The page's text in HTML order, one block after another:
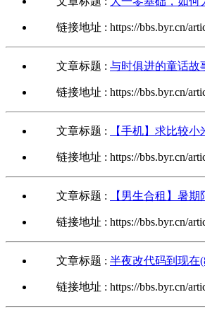
链接地址 : https://bbs.byr.cn/
文章标题 : 与时俱进的童话故
链接地址 : https://bbs.byr.cn/
文章标题 : 【手机】求比较小
链接地址 : https://bbs.byr.cn/
文章标题 : 【男生合租】暑
链接地址 : https://bbs.byr.cn/
文章标题 : 半夜改代码到现在
链接地址 : https://bbs.byr.cn/